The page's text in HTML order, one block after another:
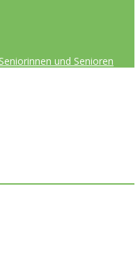
und Senioren